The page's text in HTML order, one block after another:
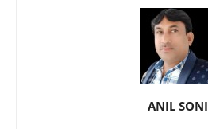
ANIL SONI